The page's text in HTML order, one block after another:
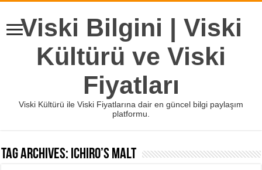
Viski Bilgini | Viski
Kültürü ve Viski
Fiyatları
Viski Kültürü ile Viski Fiyatlarına dair en güncel bilgi paylaşım
platformu.
Tag Archives: Ichiro’s Malt